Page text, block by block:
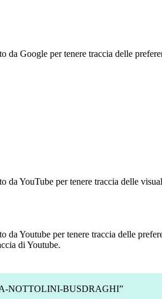
da Google per tenere traccia delle
da YouTube per tenere traccia delle
da Youtube per tenere traccia delle
di Youtube.
NOTTOLINI-BUSDRAGHI”